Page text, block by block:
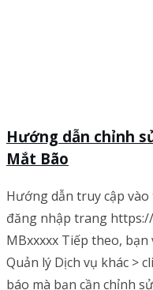
Hướng dẫn chỉnh
Mắt Bão
Hướng dẫn truy cập
đăng nhập trang
MBxxxxx Tiếp theo, bạn
Quản lý Dịch vụ khác >
báo mà bạn cần chỉnh